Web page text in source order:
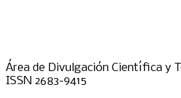
Área de Divulgación Científica y
ISSN 2683-9415